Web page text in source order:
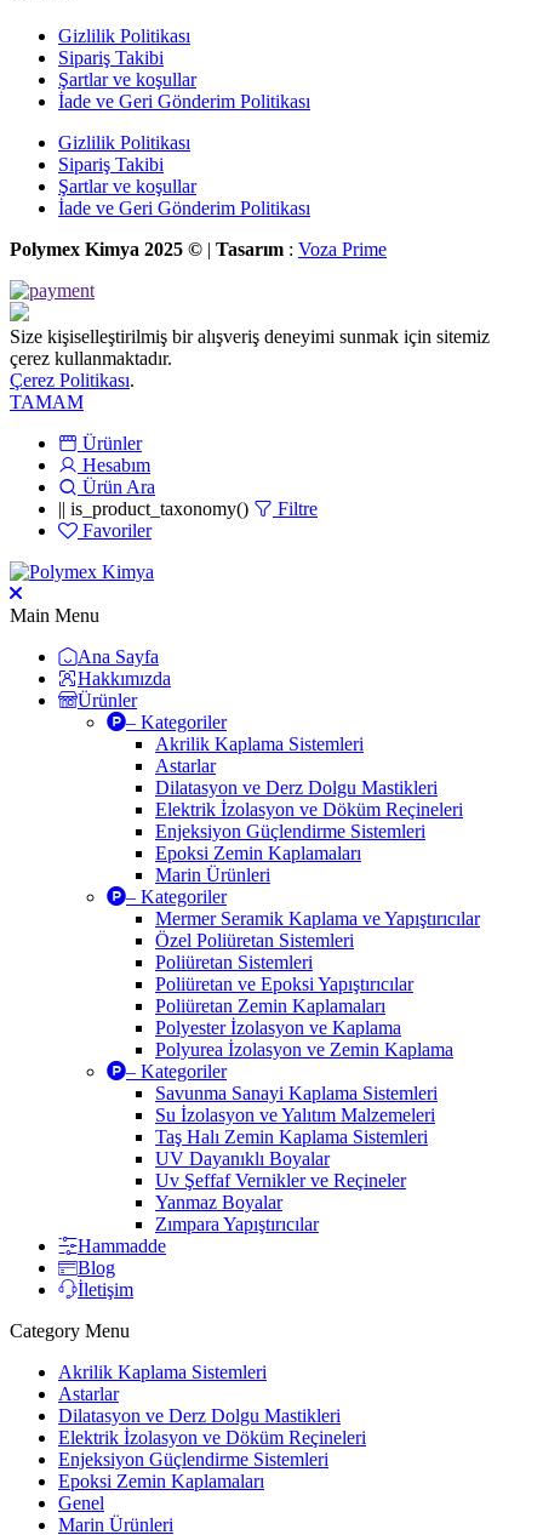
Gizlilik Politikası
Sipariş Takibi
Şartlar ve koşullar
İade ve Geri Gönderim Politikası
Gizlilik Politikası
Sipariş Takibi
Şartlar ve koşullar
İade ve Geri Gönderim Politikası
Polymex Kimya 2025 © | Tasarım : Voza Prime
Size kişiselleştirilmiş bir alışveriş deneyimi sunmak için sitemiz
çerez kullanmaktadır.
Çerez Politikası.
TAMAM
Ürünler
Hesabım
Ürün Ara
|| is_product_taxonomy()
Filtre
Favoriler
Main Menu
Ana Sayfa
Hakkımızda
Ürünler
– Kategoriler
Akrilik Kaplama Sistemleri
Astarlar
Dilatasyon ve Derz Dolgu Mastikleri
Elektrik İzolasyon ve Döküm Reçineleri
Enjeksiyon Güçlendirme Sistemleri
Epoksi Zemin Kaplamaları
Marin Ürünleri
– Kategoriler
Mermer Seramik Kaplama ve Yapıştırıcılar
Özel Poliüretan Sistemleri
Poliüretan Sistemleri
Poliüretan ve Epoksi Yapıştırıcılar
Poliüretan Zemin Kaplamaları
Polyester İzolasyon ve Kaplama
Polyurea İzolasyon ve Zemin Kaplama
– Kategoriler
Savunma Sanayi Kaplama Sistemleri
Su İzolasyon ve Yalıtım Malzemeleri
Taş Halı Zemin Kaplama Sistemleri
UV Dayanıklı Boyalar
Uv Şeffaf Vernikler ve Reçineler
Yanmaz Boyalar
Zımpara Yapıştırıcılar
Hammadde
Blog
İletişim
Category Menu
Akrilik Kaplama Sistemleri
Astarlar
Dilatasyon ve Derz Dolgu Mastikleri
Elektrik İzolasyon ve Döküm Reçineleri
Enjeksiyon Güçlendirme Sistemleri
Epoksi Zemin Kaplamaları
Genel
Marin Ürünleri